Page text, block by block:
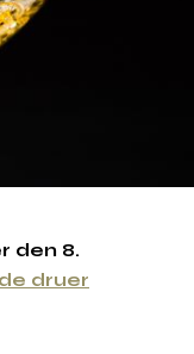
den 8.
druer